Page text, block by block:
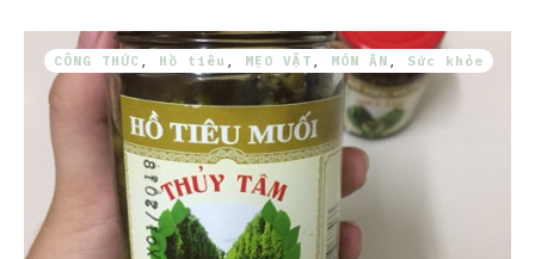
CÔNG THỨC Hồ tiêu MẸO VẶT MÓN ĂN Sức khỏe